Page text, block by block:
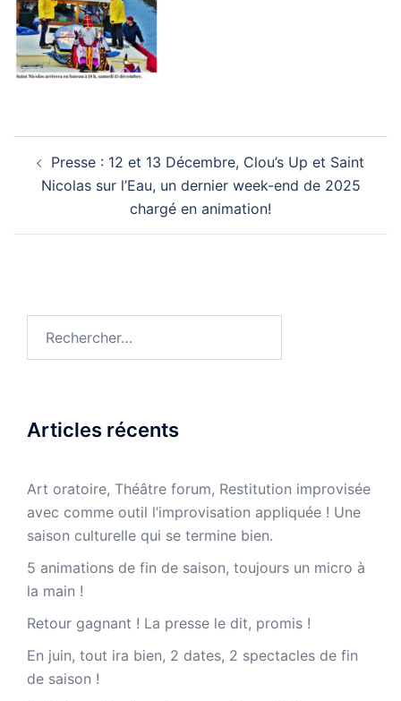
d’article
Presse : 12 et 13 Décembre, Clou’s Up et Saint
Nicolas sur l’Eau, un dernier week-end de 2025
chargé en animation!
Articles récents
Art oratoire, Théâtre forum, Restitution improvisée
avec comme outil l’improvisation appliquée ! Une
saison culturelle qui se termine bien.
5 animations de fin de saison, toujours un micro à
la main !
Retour gagnant ! La presse le dit, promis !
En juin, tout ira bien, 2 dates, 2 spectacles de fin
de saison !